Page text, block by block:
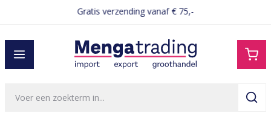
Gratis verzending vanaf € 75,-